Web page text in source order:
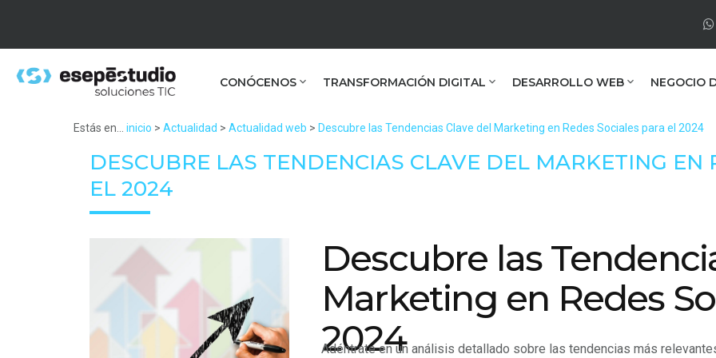
CONÓCENOS TRANSFORMACIÓN DIGITAL DESARROLLO WEB NEGOCIO
Estás en... inicio > Actualidad > Actualidad web > Descubre las Tendencias Clave del Marketing en Redes Sociales para el 2024
DESCUBRE LAS TENDENCIAS CLAVE DEL MARKETING EN
EL 2024
Descubre las
Marketing en Redes
2024
Adéntrate en un análisis detallado sobre las tendencias más